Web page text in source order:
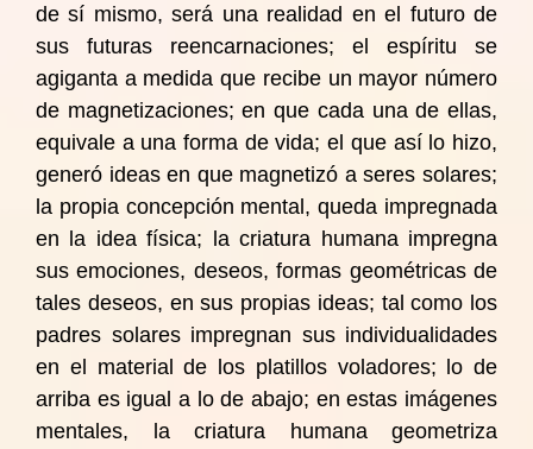
de sí mismo, será una realidad en el futuro de
sus futuras reencarnaciones; el espíritu se
agiganta a medida que recibe un mayor número
de magnetizaciones; en que cada una de ellas,
equivale a una forma de vida; el que así lo hizo,
generó ideas en que magnetizó a seres solares;
la propia concepción mental, queda impregnada
en la idea física; la criatura humana impregna
sus emociones, deseos, formas geométricas de
tales deseos, en sus propias ideas; tal como los
padres solares impregnan sus individualidades
en el material de los platillos voladores; lo de
arriba es igual a lo de abajo; en estas imágenes
mentales, la criatura humana geometriza